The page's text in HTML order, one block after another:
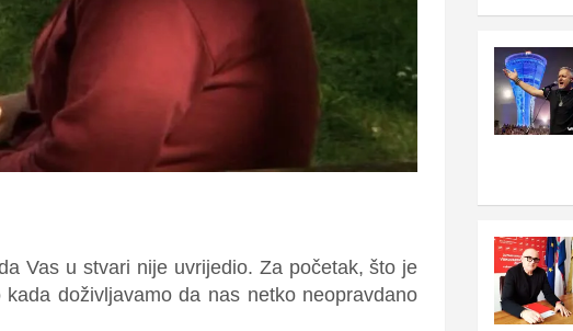
Vas u stvari nije uvrijedio. Za početak, što je
doživljavamo da nas netko neopravdano